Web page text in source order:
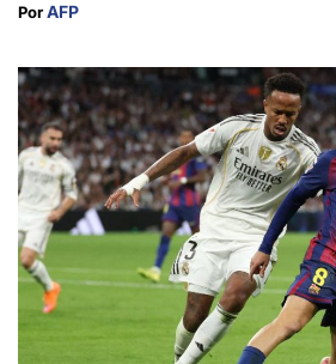
Por AFP